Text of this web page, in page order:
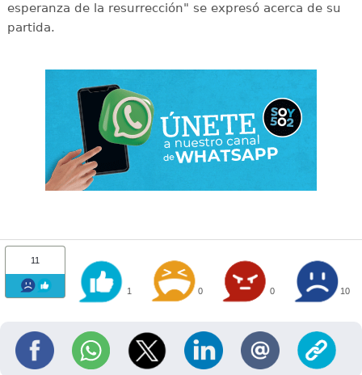
esperanza de la resurrección" se expresó acerca de su
partida.
11
1 0 0 10